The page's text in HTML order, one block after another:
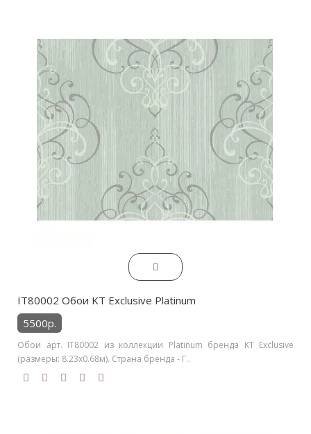
IT80002 Обои KT Exclusive Platinum
5500р.
Обои арт. IT80002 из коллекции Platinum бренда KT Exclusive
(размеры: 8.23х0.68м). Страна бренда - Г..